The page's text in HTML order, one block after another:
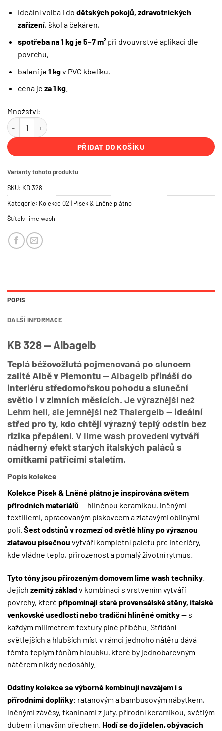
ideální volba i do dětských pokojů, zdravotnických
zařízení, škol a čekáren,
spotřeba na 1 kg je 5–7 m²při dvouvrstvé aplikaci dle
povrchu,
balení je 1 kgv PVC kbelíku,
cena je za 1 kg.
Množství:
KB 328 — Albagelb | PROFI BABY COLOR množství
PŘIDAT DO KOŠÍKU
Varianty tohoto produktu
SKU: KB 328
Kategorie: Kolekce 02 | Písek & Lněné plátno
Štítek: lime wash
POPIS
DALŠÍ INFORMACE
KB 328 — Albagelb
Teplá béžovožlutá pojmenovaná po sluncem
zalité Albě v Piemontu— Albagelb přináší do
interiéru středomořskou pohodu a sluneční
světlo i v zimních měsících. Je výraznější než
Lehm hell, ale jemnější než Thalergelb — ideální
střed pro ty, kdo chtějí výrazný teplý odstín bez
rizika přepálení. V lime wash provedenívytváří
nádherný efekt starých italských paláců s
omítkami patřícími staletím.
Popis kolekce
Kolekce Písek & Lněné plátno je inspirována světem
přírodních materiálů — hliněnou keramikou, lněnými
textiliemi, opracovaným pískovcem a zlatavými obilnými
poli. Šest odstínů v rozmezí od světlé hlíny po výraznou
zlatavou písečnou vytváří kompletní paletu pro interiéry,
kde vládne teplo, přirozenost a pomalý životní rytmus.
Tyto tóny jsou přirozeným domovem lime wash techniky
Jejich zemitý základv kombinaci s vrstvením vytváří
povrchy, které připomínají staré provensálské stěny, italské
venkovské usedlosti nebo tradiční hliněné omítky— s
každým milimetrem textury plné příběhu. Střídání
světlejších a hlubších míst v rámci jednoho nátěru dává
těmto teplým tónům hloubku, které by jednobarevným
nátěrem nikdy nedosáhly.
Odstíny kolekce se výborně kombinují navzájem i s
přírodními doplňky: ratanovým a bambusovým nábytkem,
lněnými závěsy, tkaninami z juty, přírodní keramikou, světlým
dubem i tmavším ořechem. Hodí se do jídelen, obývacích